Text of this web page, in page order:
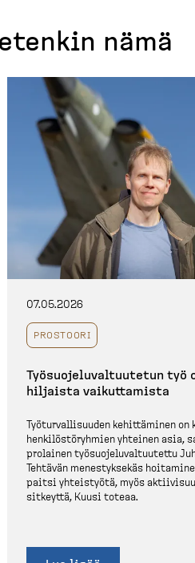
nämä
07.05.2026
PROSTOORI
Työsuo­je­lu­val­tuutetun työ
hiljaista vaikut­tamista
Työtur­val­li­suuden kehittäminen on
henkilös­tö­ryhmien yhteinen asia,
prolainen työsuo­je­lu­val­tuutettu
Tehtävän menestyksekäs
paitsi yhteistyötä, myös
sitkeyttä, Kuusi toteaa.